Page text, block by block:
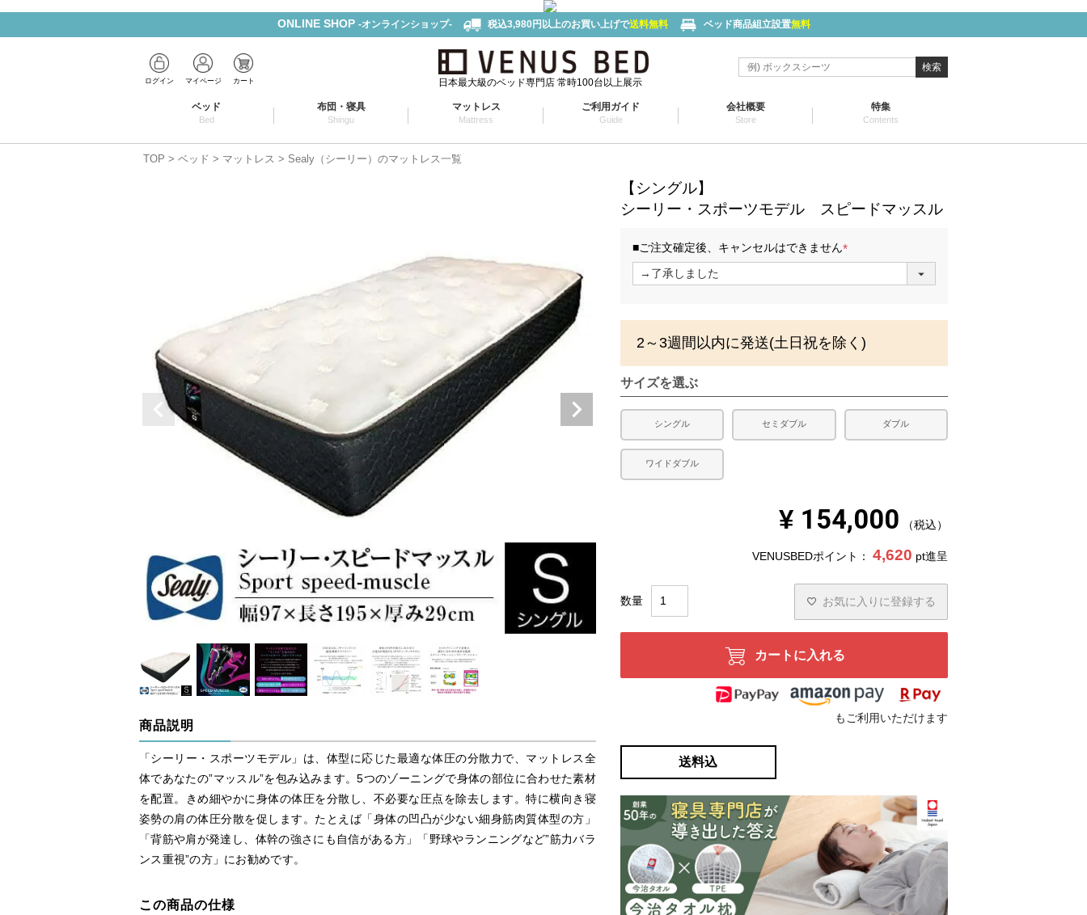
ONLINE SHOP -オンラインショップ- 税込3,980円以上のお買い上げで送料無料 ベッド商品組立設置無料
ログイン マイページ カート 日本最大級のベッド専門店 常時100台以上展示
検索
ベッド
Bed
布団・寝具
Shingu
マットレス
Mattress
ご利用ガイド
Guide
会社概要
Store
特集
Contents
TOP ベッド マットレス Sealy（シーリー）のマットレス一覧
商品説明
「シーリー・スポーツモデル」は、体型に応じた最適な体圧の分散力で、マットレス全
体であなたの”マッスル”を包み込みます。5つのゾーニングで身体の部位に合わせた素材
を配置。きめ細やかに身体の体圧を分散し、不必要な圧点を除去します。特に横向き寝
姿勢の肩の体圧分散を促します。たとえば「身体の凹凸が少ない細身筋肉質体型の方」
「背筋や肩が発達し、体幹の強さにも自信がある方」「野球やランニングなど”筋力バラ
ンス重視”の方」にお勧めです。
この商品の仕様
【シングル】
シーリー・スポーツモデル スピードマッスル
■ご注文確定後、キャンセルはできません
(
必
2～3週間以内に発送(土日祝を除く)
サイズを選ぶ
シングル セミダブル ダブル
ワイドダブル
¥ 154,000 税込
VENUSBEDポイント： 4,620 pt進呈
お気に入りに登録する
カートに入れる
もご利用いただけます
送料込